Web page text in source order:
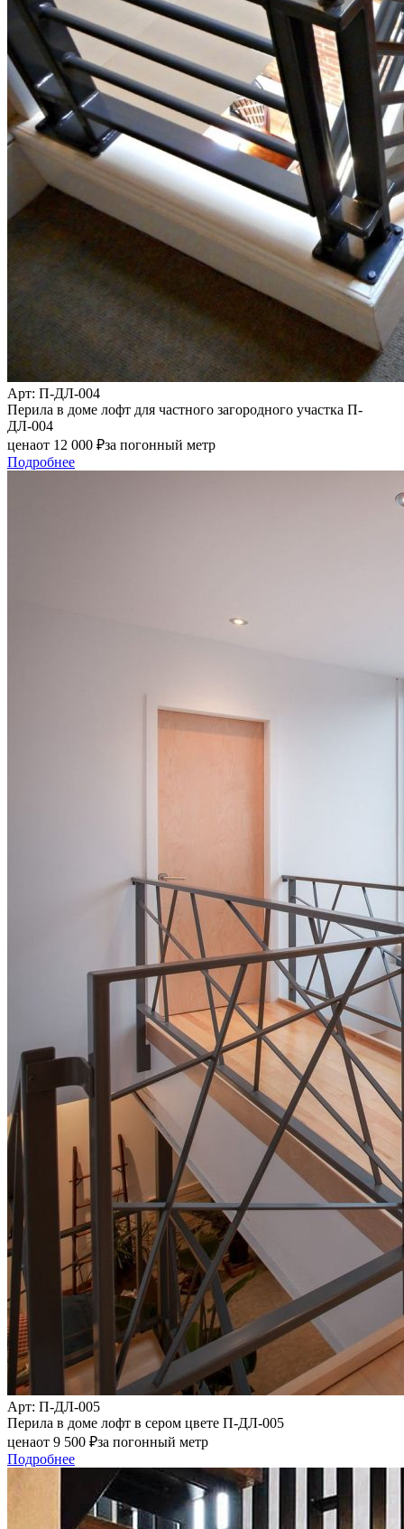
Арт: П-ДЛ-004
Перила в доме лофт для частного загородного участка П-
ДЛ-004
ценаот 12 000 ₽за погонный метр
Подробнее
Арт: П-ДЛ-005
Перила в доме лофт в сером цвете П-ДЛ-005
ценаот 9 500 ₽за погонный метр
Подробнее